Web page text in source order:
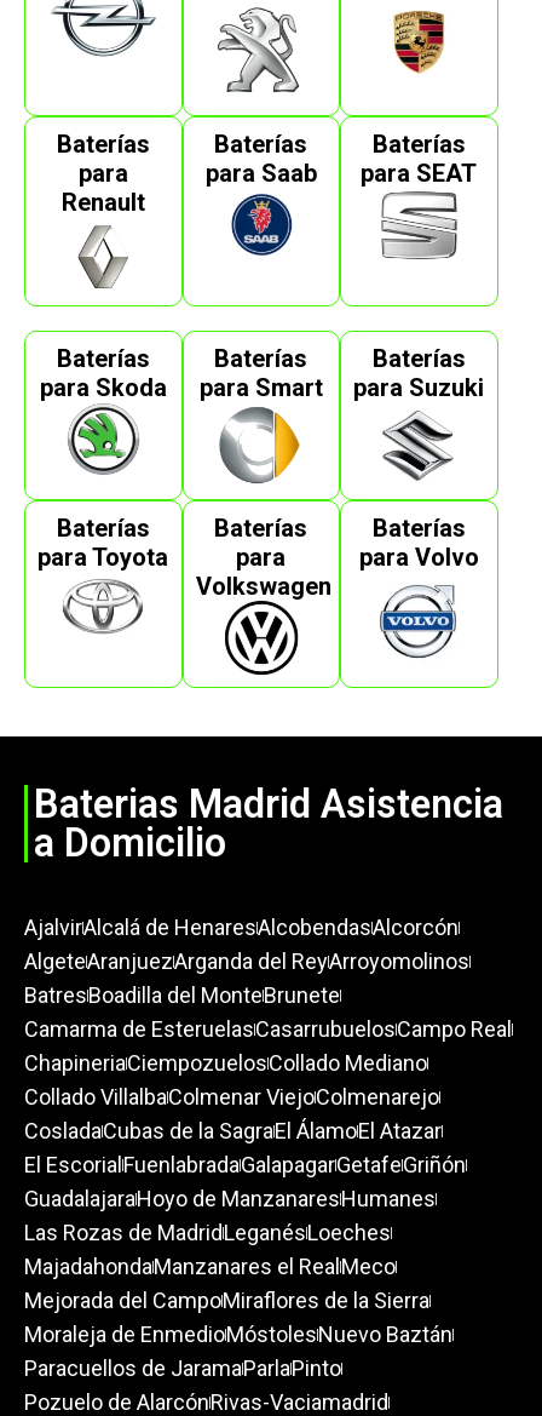
Baterías
para
Renault
Baterías
para Saab
Baterías
para SEAT
Baterías
para Skoda
Baterías
para Smart
Baterías
para Suzuki
Baterías
para Toyota
Baterías
para
Volkswagen
Baterías
para Volvo
Baterias Madrid Asistencia
a Domicilio
AjalvirAlcalá de HenaresAlcobendasAlcorcón
AlgeteAranjuezArganda del ReyArroyomolinos
BatresBoadilla del MonteBrunete
Camarma de EsteruelasCasarrubuelosCampo Real
ChapineriaCiempozuelosCollado Mediano
Collado VillalbaColmenar ViejoColmenarejo
CosladaCubas de la SagraEl ÁlamoEl Atazar
El Escorial FuenlabradaGalapagarGetafeGriñón
GuadalajaraHoyo de ManzanaresHumanes
Las Rozas de MadridLeganésLoeches
MajadahondaManzanares el Real Meco
Mejorada del CampoMiraflores de la Sierra
Moraleja de EnmedioMóstolesNuevo Baztán
Paracuellos de JaramaParlaPinto
Pozuelo de AlarcónRivas-Vaciamadrid